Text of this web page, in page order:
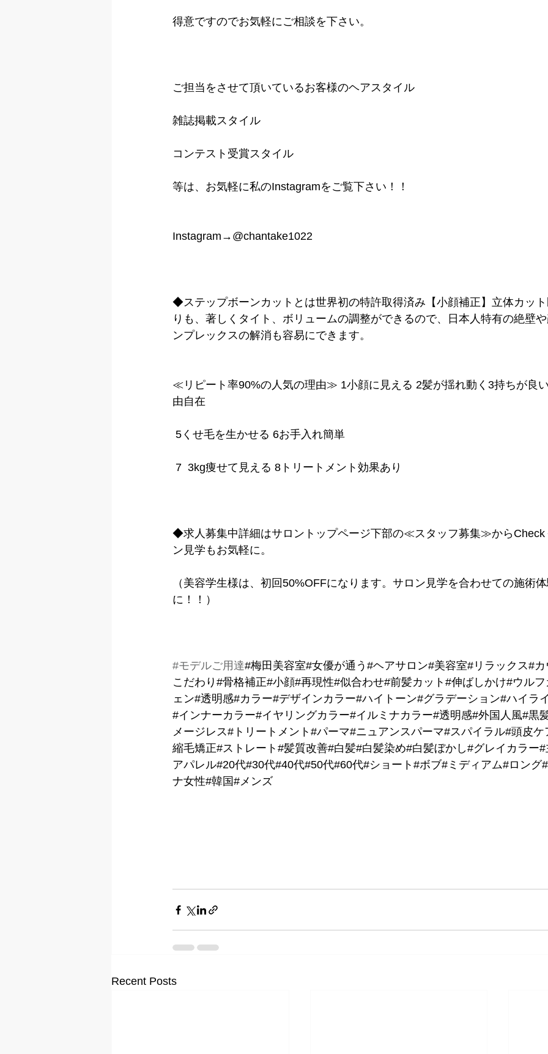
得意ですのでお気軽にご相談を下さい。
ご担当をさせて頂いているお客様のヘアスタイル
雑誌掲載スタイル
コンテスト受賞スタイル
等は、お気軽に私のInstagramをご覧下さい！！
Instagram→@chantake1022
◆ステップボーンカットとは世界初の特許取得済み【小顔補正】立体カッ
りも、著しくタイト、ボリュームの調整ができるので、日本人特有の絶壁
ンプレックスの解消も容易にできます。
≪リピート率90%の人気の理由≫ 1小顔に見える 2髪が揺れ動く3持ちが良
由自在
5くせ毛を生かせる 6お手入れ簡単
7  3kg痩せて見える 8トリートメント効果あり
◆求人募集中詳細はサロントップページ下部の≪スタッフ募集≫から
ン見学もお気軽に。
（美容学生様は、初回50%OFFになります。サロン見学を合わせての施術
に！！）
#モデルご用達#梅田美容室#女優が通う#ヘアサロン#美容室#リラックス#
こだわり#骨格補正#小顔#再現性#似合わせ#前髪カット#伸ばしかけ#ウル
ェン#透明感#カラー#デザインカラー#ハイトーン#グラデーション#ハイラ
#インナーカラー#イヤリングカラー#イルミナカラー#透明感#外国人風#黒
メージレス#トリートメント#パーマ#ニュアンスパーマ#スパイラル#頭皮
縮毛矯正#ストレート#髪質改善#白髪#白髪染め#白髪ぼかし#グレイカラー
アパレル#20代#30代#40代#50代#60代#ショート#ボブ#ミディアム#ロング
ナ女性#韓国#メンズ
Recent Posts